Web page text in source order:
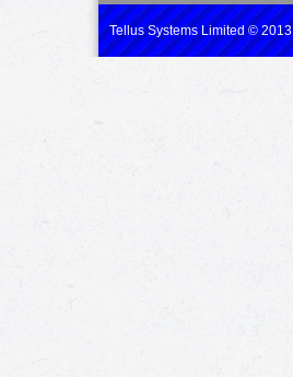
Tellus Systems Limited © 2013